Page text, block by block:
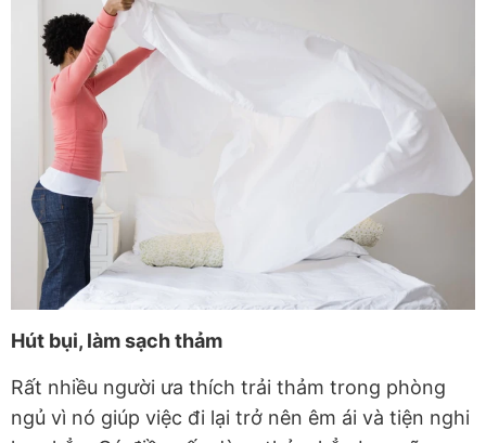
Hút bụi, làm sạch thảm
Rất nhiều người ưa thích trải thảm trong phòng
ngủ vì nó giúp việc đi lại trở nên êm ái và tiện nghi